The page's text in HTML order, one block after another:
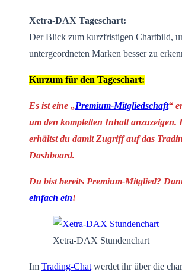
Xetra-DAX Tageschart:
Der Blick zum kurzfristigen Chartbild,
untergeordneten Marken besser zu
Kurzum für den Tageschart:
Es ist eine „Premium-Mitgliedschaft“
um den kompletten Inhalt anzuzeigen.
erhältst du damit Zugriff auf das
Dashboard.
Du bist bereits Premium-Mitglied?
einfach ein!
Xetra-DAX Stundenchart
Im Trading-Chat werdet ihr über die